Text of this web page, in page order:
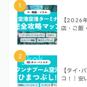
1
【2026
店・ご飯
2
【タイ･
コ！｜安